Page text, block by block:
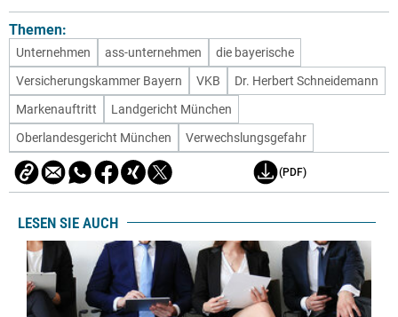
Themen:
Unternehmen ass-unternehmen
die bayerische
Versicherungskammer Bayern
VKB
Dr. Herbert Schneidemann
Markenauftritt
Landgericht München
Oberlandesgericht München
Verwechslungsgefahr
(PDF)
LESEN SIE AUCH